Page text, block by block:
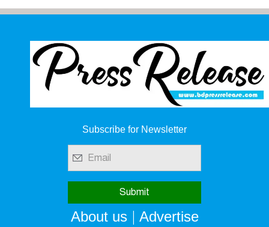
Subscribe for Newsletter
About us| Advertise